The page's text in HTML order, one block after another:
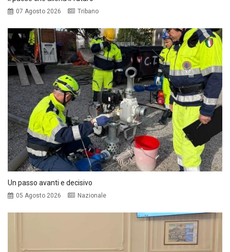
07 Agosto 2026 Tribano
Un passo avanti e decisivo
05 Agosto 2026 Nazionale